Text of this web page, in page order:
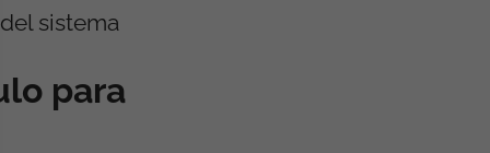
sistema
para